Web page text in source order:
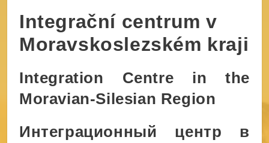
Integrační centrum v
Moravskoslezském kraji
Integration Centre in the
Moravian-Silesian Region
Интеграционный центр в